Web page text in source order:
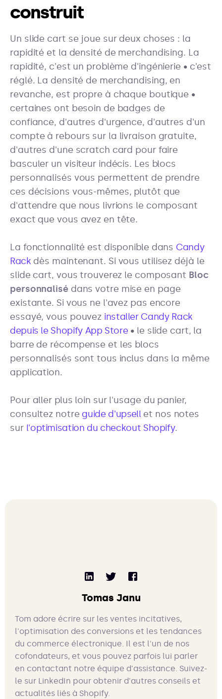
construit
Un slide cart se joue sur deux choses : la
rapidité et la densité de merchandising. La
rapidité, c'est un problème d'ingénierie • c'est
réglé. La densité de merchandising, en
revanche, est propre à chaque boutique •
certaines ont besoin de badges de
confiance, d'autres d'urgence, d'autres d'un
compte à rebours sur la livraison gratuite,
d'autres d'une scratch card pour faire
basculer un visiteur indécis. Les blocs
personnalisés vous permettent de prendre
ces décisions vous-mêmes, plutôt que
d'attendre que nous livrions le composant
exact que vous avez en tête.
La fonctionnalité est disponible dans Candy
Rack dès maintenant. Si vous utilisez déjà le
slide cart, vous trouverez le composant Bloc
personnalisédans votre mise en page
existante. Si vous ne l'avez pas encore
essayé, vous pouvez installer Candy Rack
depuis le Shopify App Store • le slide cart, la
barre de récompense et les blocs
personnalisés sont tous inclus dans la même
application.
Pour aller plus loin sur l'usage du panier,
consultez notre guide d'upsellet nos notes
sur l'optimisation du checkout Shopify.
Tomas Janu
Tom adore écrire sur les ventes incitatives,
l'optimisation des conversions et les tendances
du commerce électronique. Il est l'un de nos
cofondateurs, et vous pouvez parfois lui parler
en contactant notre équipe d'assistance. Suivez-
le sur LinkedIn pour obtenir d'autres conseils et
actualités liés à Shopify.